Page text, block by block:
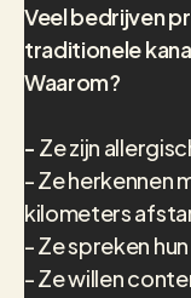
Veel bedrijven
traditionele
Waarom?
- Ze zijn
- Ze herkennen
kilometers
- Ze spreken
- Ze willen